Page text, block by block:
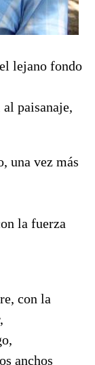
lejano fondo
paisanaje,
una vez más
la fuerza
con la
anchos